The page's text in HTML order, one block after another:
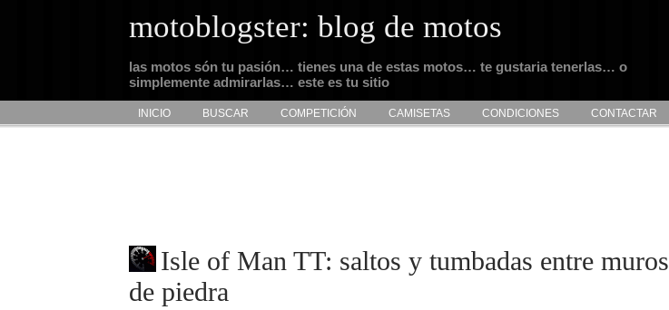
motoblogster: blog de motos
las motos són tu pasión… tienes una de estas motos… te gustaria tenerlas… o
simplemente admirarlas… este es tu sitio
INICIO BUSCAR COMPETICIÓN CAMISETAS CONDICIONES CONTACTAR
Isle of Man TT: saltos y tumbadas entre muros
de piedra